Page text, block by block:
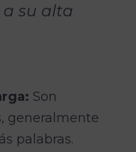
su alta
Son
generalmente
palabras.